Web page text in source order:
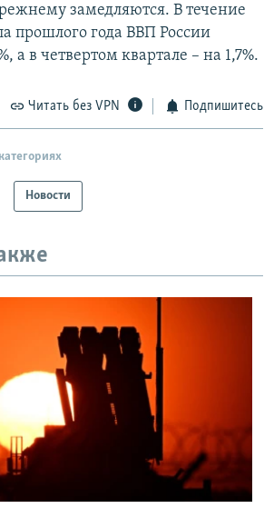
замедляются. В течение
прошлого года ВВП России
а в четвертом квартале – на 1,7%.
Читать без VPN Подпишитесь
Новости